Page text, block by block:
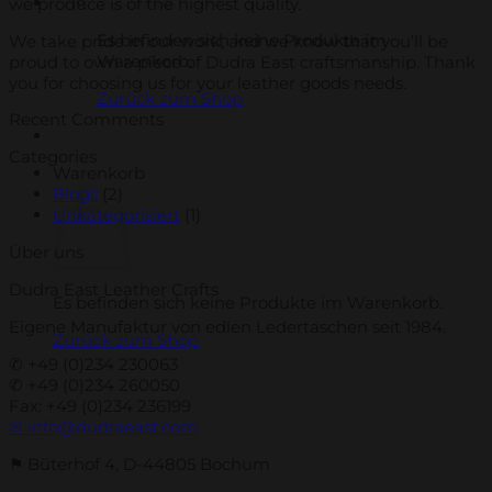
Zurück zum Shop
Zurück zum Shop
Blogs
Unkategorisiert
✉ info@dudraeast.com